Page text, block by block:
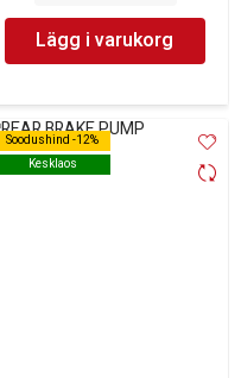
Lägg i varukorg
Soodushind -12%
Kesklaos
Soodushind -12%
Kesklaos